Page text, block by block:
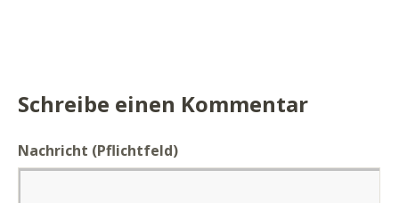
Schreibe einen Kommentar
Nachricht (Pflichtfeld)